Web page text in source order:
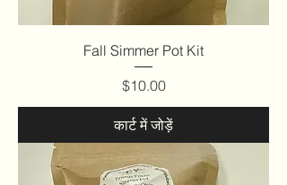
Fall Simmer Pot Kit
मूल्य
$10.00
कार्ट में जोड़ें